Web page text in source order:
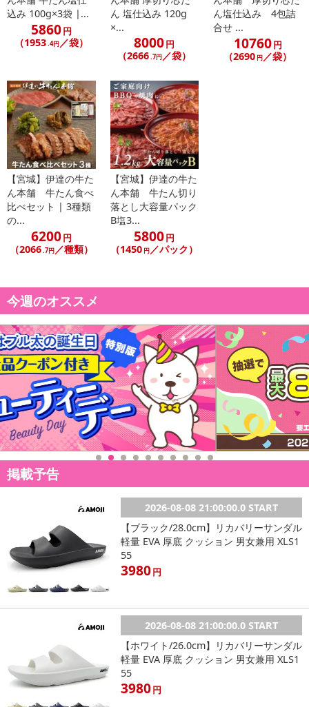
・ 仙台名物「牛たん焼き」定番の塩味です。牛たん本来の旨味を生
・食べ応え抜群の約1cmの厚切り牛たんです！柔らかい部位を厚さ
約1cmのスライスにしたので、溢れる肉汁と牛たん特有の食感をお
愉しみ頂けます。
・内容量は600g（300g×2パック）。ご家庭用にたっぷり入ったお
得な大容量パックで、約4ー6人前です。お肉の枚数は、1パック約8
込み 100g×3袋 |...
5860円
（1953.4円／袋）
ん 塩仕込み 120g
×...
8000円
（2666.7円 ／袋）
ん塩仕込み 4包詰
合せ ...
10760円
（2690 円 ／袋）
【宮城】伊達の牛た
ん本舗 牛たん食べ
比べセット | 3種類
の...
6200円
（2066.7円／種類）
【宮城】伊達の牛た
ん本舗 牛たん切り
落とし大容量パック
B塩3...
5800円
（1450 円／パック）
今週のオススメ
掲載予告
2026-08-08 21:00:00.0 START
【ブラック/28.0cm】リカバリーサンダル
軽量 EVA 厚底 クッション 男女兼用 XLS1
55
3980円
2026-08-08 21:00:00.0 START
【ホワイト/26.0cm】リカバリーサンダル
軽量 EVA 厚底 クッション 男女兼用 XLS1
55
3980円